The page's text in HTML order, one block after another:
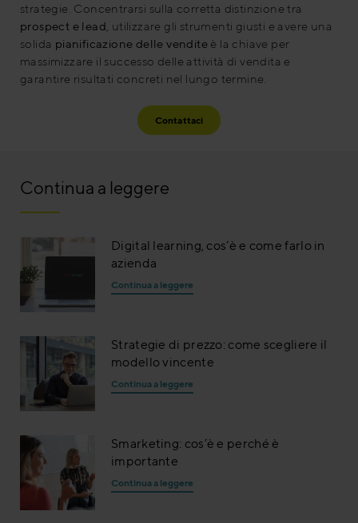
strategie. Concentrarsi sulla corretta distinzione tra
prospect e lead , utilizzare gli strumenti giusti e avere una
solida pianificazione delle vendite è la chiave per
massimizzare il successo delle attività di vendita e
garantire risultati concreti nel lungo termine.
Contattaci
Continua a leggere
Digital learning, cos’è e come farlo in
azienda
Continua a leggere
Strategie di prezzo: come scegliere il
modello vincente
Continua a leggere
Smarketing: cos’è e perché è
importante
Continua a leggere